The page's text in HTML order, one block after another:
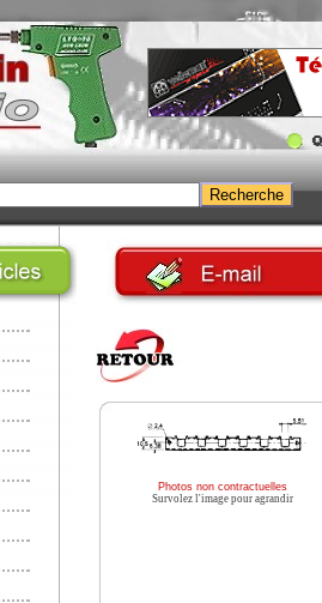
Photos non contractuelles
Survolez l'image pour agrandir